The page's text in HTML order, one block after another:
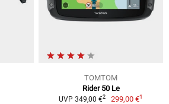
TOMTOM
Rider 50 Le
UVP 349,00 €2 299,00 €1